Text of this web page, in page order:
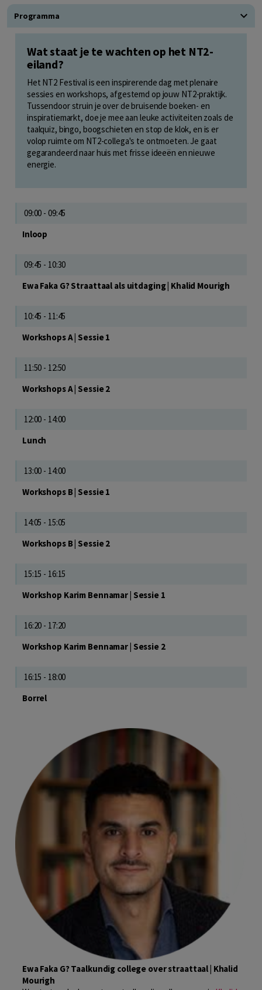
Programma
Wat staat je te wachten op het NT2-
eiland?
Het NT2 Festival is een inspirerende dag met plenaire
sessies en workshops, afgestemd op jouw NT2-praktijk.
Tussendoor struin je over de bruisende boeken- en
inspiratiemarkt, doe je mee aan leuke activiteiten zoals de
taalquiz, bingo, boogschieten en stop de klok, en is er
volop ruimte om NT2-collega's te ontmoeten. Je gaat
gegarandeerd naar huis met frisse ideeën en nieuwe
energie.
09:00 - 09:45
Inloop
09:45 - 10:30
Ewa Faka G? Straattaal als uitdaging | Khalid Mourigh
10:45 - 11:45
Workshops A | Sessie 1
11:50 - 12:50
Workshops A | Sessie 2
12:00 - 14:00
Lunch
13:00 - 14:00
Workshops B | Sessie 1
14:05 - 15:05
Workshops B | Sessie 2
15:15 - 16:15
Workshop Karim Bennamar | Sessie 1
16:20 - 17:20
Workshop Karim Bennamar | Sessie 2
16:15 - 18:00
Borrel
Ewa Faka G? Taalkundig college over straattaal | Khalid
Mourigh